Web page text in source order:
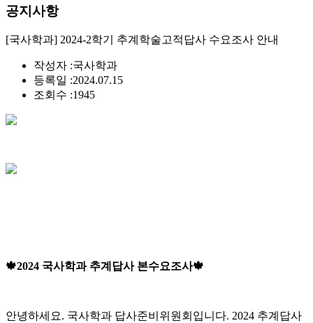
공지사항
[국사학과] 2024-2학기 추계학술고적답사 수요조사 안내
작성자 :국사학과
등록일 :2024.07.15
조회수 :1945
🍁2024 국사학과 추계답사 본수요조사🍁
안녕하세요. 국사학과 답사준비위원회입니다. 2024 추계답사